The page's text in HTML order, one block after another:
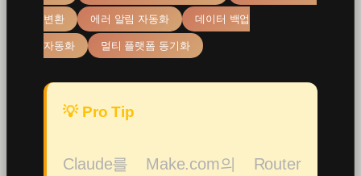
변환 에러 알림 자동화 데이터 백업
자동화 멀티 플랫폼 동기화
💡 Pro Tip
Claude를 Make.com의 Router